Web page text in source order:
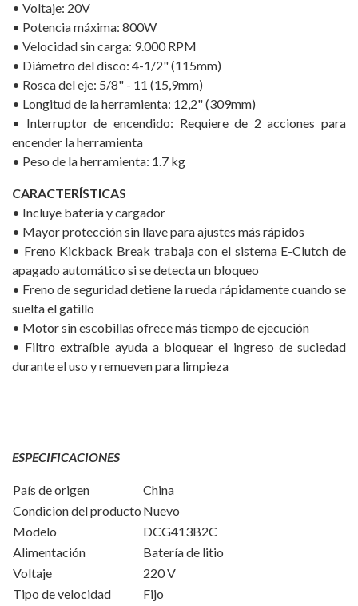
• Voltaje: 20V
• Potencia máxima: 800W
• Velocidad sin carga: 9.000 RPM
• Diámetro del disco: 4-1/2" (115mm)
• Rosca del eje: 5/8" - 11 (15,9mm)
• Longitud de la herramienta: 12,2" (309mm)
• Interruptor de encendido: Requiere de 2 acciones para
encender la herramienta
• Peso de la herramienta: 1.7 kg
CARACTERÍSTICAS
• Incluye batería y cargador
• Mayor protección sin llave para ajustes más rápidos
• Freno Kickback Break trabaja con el sistema E-Clutch de
apagado automático si se detecta un bloqueo
• Freno de seguridad detiene la rueda rápidamente cuando se
suelta el gatillo
• Motor sin escobillas ofrece más tiempo de ejecución
• Filtro extraíble ayuda a bloquear el ingreso de suciedad
durante el uso y remueven para limpieza
ESPECIFICACIONES
País de origen
China
Condicion del producto Nuevo
Modelo
DCG413B2C
Alimentación
Batería de litio
Voltaje
220 V
Tipo de velocidad
Fijo